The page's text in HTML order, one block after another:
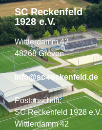
SC Reckenfeld
1928 e.V.
Wittlerdamm 42
48268 Greven
info@sc-reckenfeld.de
Postanschrift:
SC Reckenfeld 1928 e.V.
Wittlerdamm 42